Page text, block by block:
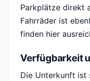
Parkplätze direkt
Fahrräder ist
finden hier
Verfügbarkeit
Die Unterkunft